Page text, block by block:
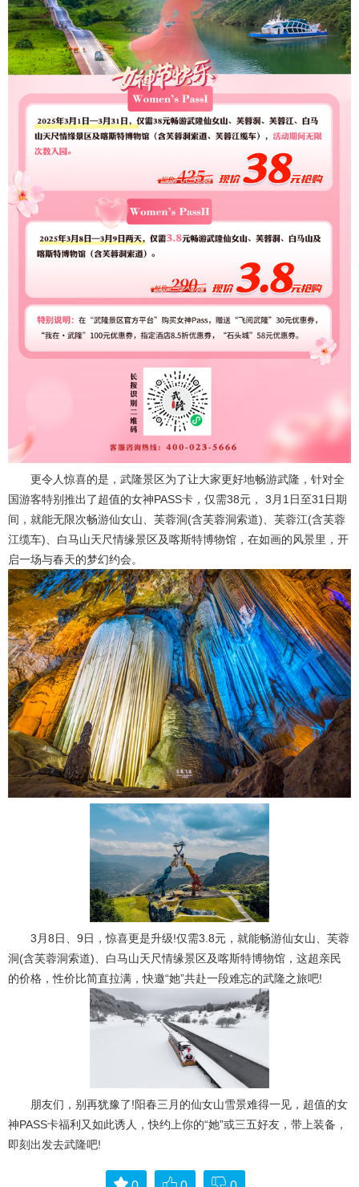
更令人惊喜的是，武隆景区为了让大家更好地畅游武隆，针对全
国游客特别推出了超值的女神PASS卡，仅需38元， 3月1日至31日期
间，就能无限次畅游仙女山、芙蓉洞(含芙蓉洞索道)、芙蓉江(含芙蓉
江缆车)、白马山天尺情缘景区及喀斯特博物馆，在如画的风景里，开
启一场与春天的梦幻约会。
3月8日、9日，惊喜更是升级!仅需3.8元，就能畅游仙女山、芙蓉
洞(含芙蓉洞索道)、白马山天尺情缘景区及喀斯特博物馆，这超亲民
的价格，性价比简直拉满，快邀“她”共赴一段难忘的武隆之旅吧!
朋友们，别再犹豫了!阳春三月的仙女山雪景难得一见，超值的女
神PASS卡福利又如此诱人，快约上你的“她”或三五好友，带上装备，
即刻出发去武隆吧!